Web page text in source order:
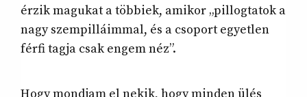
érzik magukat a többiek, amikor „pillogtatok a
nagy szempilláimmal, és a csoport egyetlen
férfi tagja csak engem néz”.
Hogy mondjam el nekik, hogy minden ülés